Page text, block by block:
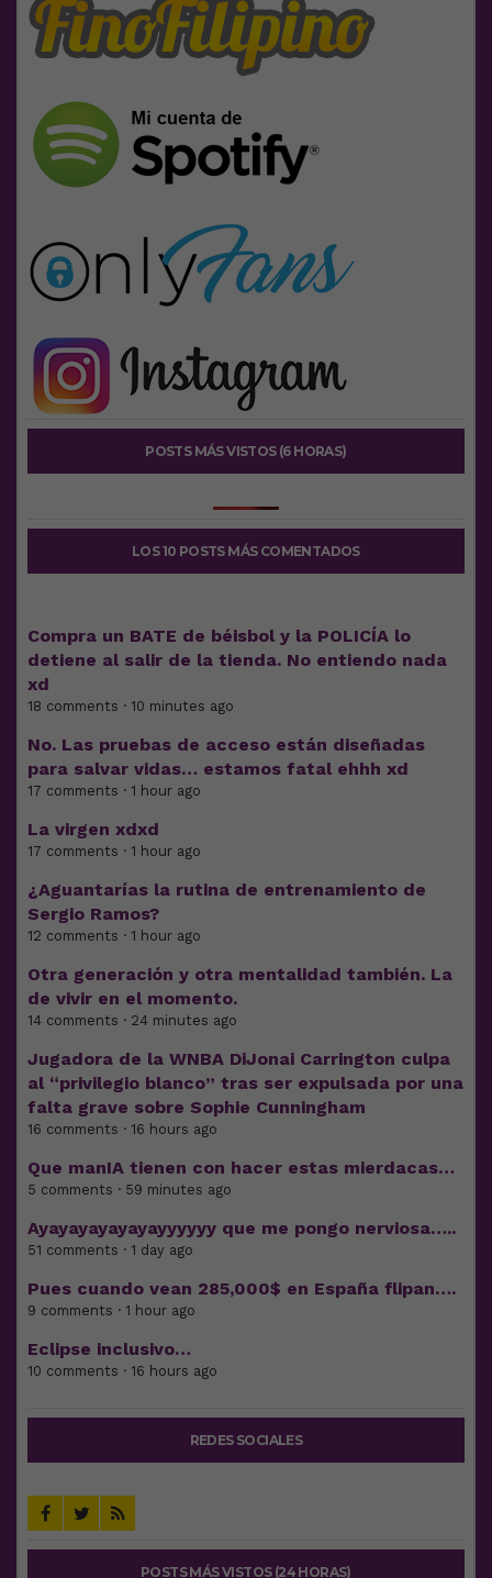
POSTS MÁS VISTOS (6 HORAS)
LOS 10 POSTS MÁS COMENTADOS
Compra un BATE de béisbol y la POLICÍA lo
detiene al salir de la tienda. No entiendo nada
xd
18 comments · 10 minutes ago
No. Las pruebas de acceso están diseñadas
para salvar vidas… estamos fatal ehhh xd
17 comments · 1 hour ago
La virgen xdxd
17 comments · 1 hour ago
¿Aguantarías la rutina de entrenamiento de
Sergio Ramos?
12 comments · 1 hour ago
Otra generación y otra mentalidad también. La
de vivir en el momento.
14 comments · 24 minutes ago
Jugadora de la WNBA DiJonai Carrington culpa
al “privilegio blanco” tras ser expulsada por una
falta grave sobre Sophie Cunningham
16 comments · 16 hours ago
Que manIA tienen con hacer estas mierdacas…
5 comments · 59 minutes ago
Ayayayayayayayyyyyy que me pongo nerviosa…..
51 comments · 1 day ago
Pues cuando vean 285,000$ en España flipan….
9 comments · 1 hour ago
Eclipse inclusivo…
10 comments · 16 hours ago
REDES SOCIALES
POSTS MÁS VISTOS (24 HORAS)